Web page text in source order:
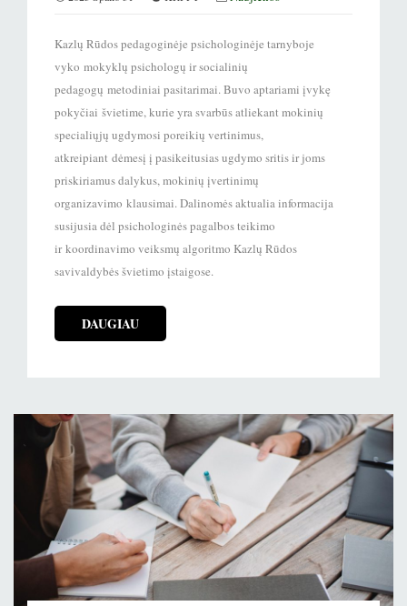
Kazlų Rūdos pedagoginėje psichologinėje tarnyboje
vyko mokyklų psichologų ir socialinių
pedagogų metodiniai pasitarimai. Buvo aptariami įvykę
pokyčiai švietime, kurie yra svarbūs atliekant mokinių
specialiųjų ugdymosi poreikių vertinimus,
atkreipiant dėmesį į pasikeitusias ugdymo sritis ir joms
priskiriamus dalykus, mokinių įvertinimų
organizavimo klausimai. Dalinomės aktualia informacija
susijusia dėl psichologinės pagalbos teikimo
ir koordinavimo veiksmų algoritmo Kazlų Rūdos
savivaldybės švietimo įstaigose.
DAUGIAU